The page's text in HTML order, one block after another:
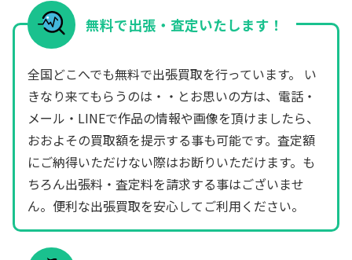
無料で出張・査定いたします！
全国どこへでも無料で出張買取を行っています。 い
きなり来てもらうのは・・とお思いの方は、電話・
メール・LINEで作品の情報や画像を頂けましたら、
おおよその買取額を提示する事も可能です。査定額
にご納得いただけない際はお断りいただけます。も
ちろん出張料・査定料を請求する事はございませ
ん。便利な出張買取を安心してご利用ください。